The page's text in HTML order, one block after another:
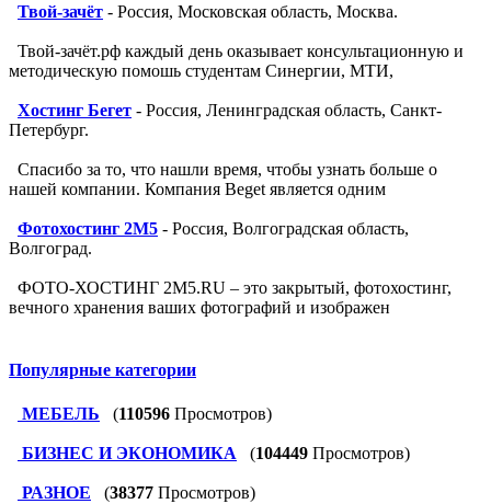
Твой-зачёт - Россия, Московская область, Москва.
Твой-зачёт.рф каждый день оказывает консультационную и
методическую помошь студентам Синергии, МТИ,
Хостинг Бегет - Россия, Ленинградская область, Санкт-
Петербург.
Спасибо за то, что нашли время, чтобы узнать больше о
нашей компании. Компания Beget является одним
Фотохостинг 2M5 - Россия, Волгоградская область,
Волгоград.
ФОТО-ХОСТИНГ 2M5.RU – это закрытый, фотохостинг,
вечного хранения ваших фотографий и изображен
Популярные категории
МЕБЕЛЬ (110596 Просмотров)
БИЗНЕС И ЭКОНОМИКА (104449 Просмотров)
РАЗНОЕ (38377 Просмотров)